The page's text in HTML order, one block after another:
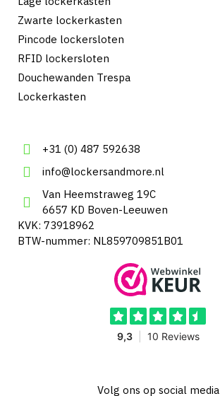
Volg ons op social media
+31 (0) 487 592638
info@lockersandmore.nl
Van Heemstraweg 19C
6657 KD Boven-Leeuwen
KVK: 73918962
BTW-nummer: NL859709851B01
Zwarte lockerkasten
Pincode lockersloten
RFID lockersloten
Douchewanden Trespa
Lockerkasten